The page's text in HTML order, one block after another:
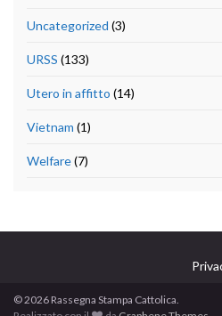
Uncategorized (3)
URSS (133)
Utero in affitto (14)
Vietnam (1)
Welfare(7)
© 2026 Rassegna Stampa Cattolica.